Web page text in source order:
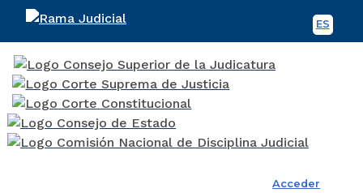
ES
Acceder